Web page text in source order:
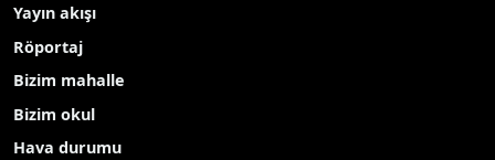
Yayın akışı
Röportaj
Bizim mahalle
Bizim okul
Hava durumu